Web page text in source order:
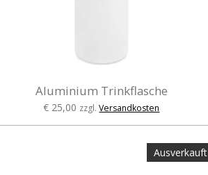
Aluminium Trinkflasche
€ 25,00 zzgl.Versandkosten
Ausverkauft